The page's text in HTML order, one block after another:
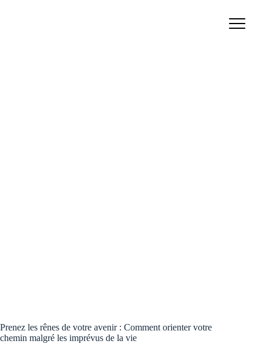
Prenez les rênes de votre avenir : Comment orienter votre
chemin malgré les imprévus de la vie